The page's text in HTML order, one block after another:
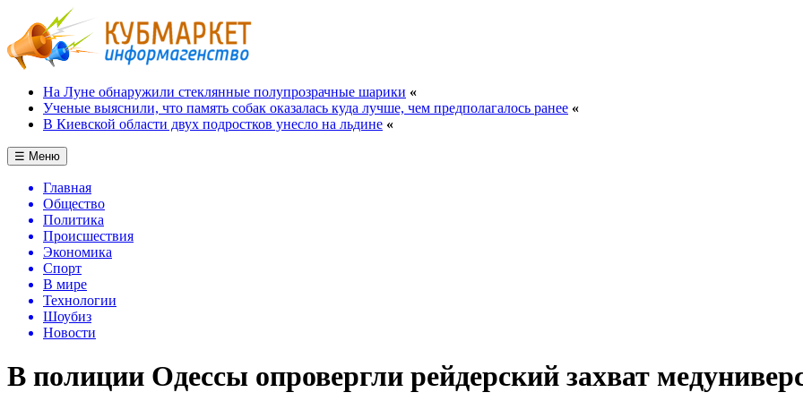
На Луне обнаружили стеклянные полупрозрачные шарики «
Ученые выяснили, что память собак оказалась куда лучше, чем предполагалось ранее «
В Киевской области двух подростков унесло на льдине «
☰ Меню
Главная
Общество
Политика
Происшествия
Экономика
Спорт
В мире
Технологии
Шоубиз
Новости
В полиции Одессы опровергли рейдерский захват